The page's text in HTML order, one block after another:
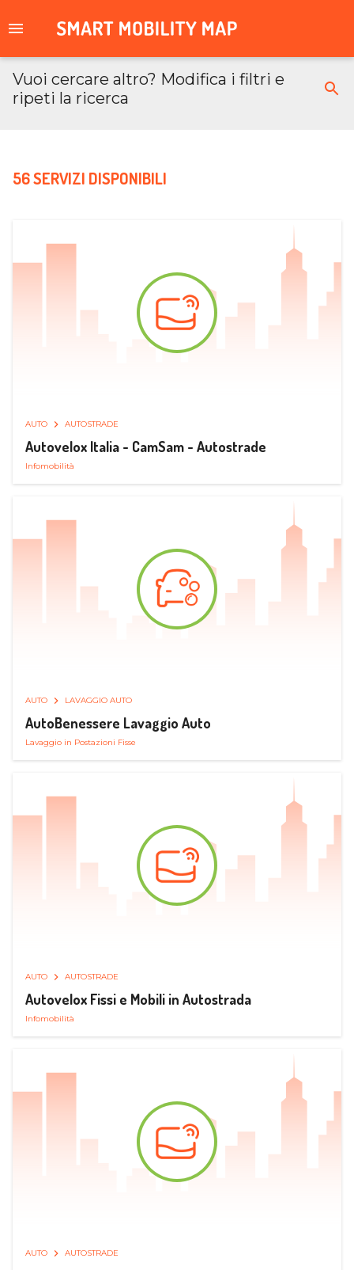
Vuoi cercare altro? Modifica i filtri e
ripeti la ricerca
56 SERVIZI DISPONIBILI
AUTO AUTOSTRADE
Autovelox Italia - CamSam - Autostrade
Infomobilità
AUTO LAVAGGIO AUTO
AutoBenessere Lavaggio Auto
Lavaggio in Postazioni Fisse
AUTO AUTOSTRADE
Autovelox Fissi e Mobili in Autostrada
Infomobilità
AUTO AUTOSTRADE